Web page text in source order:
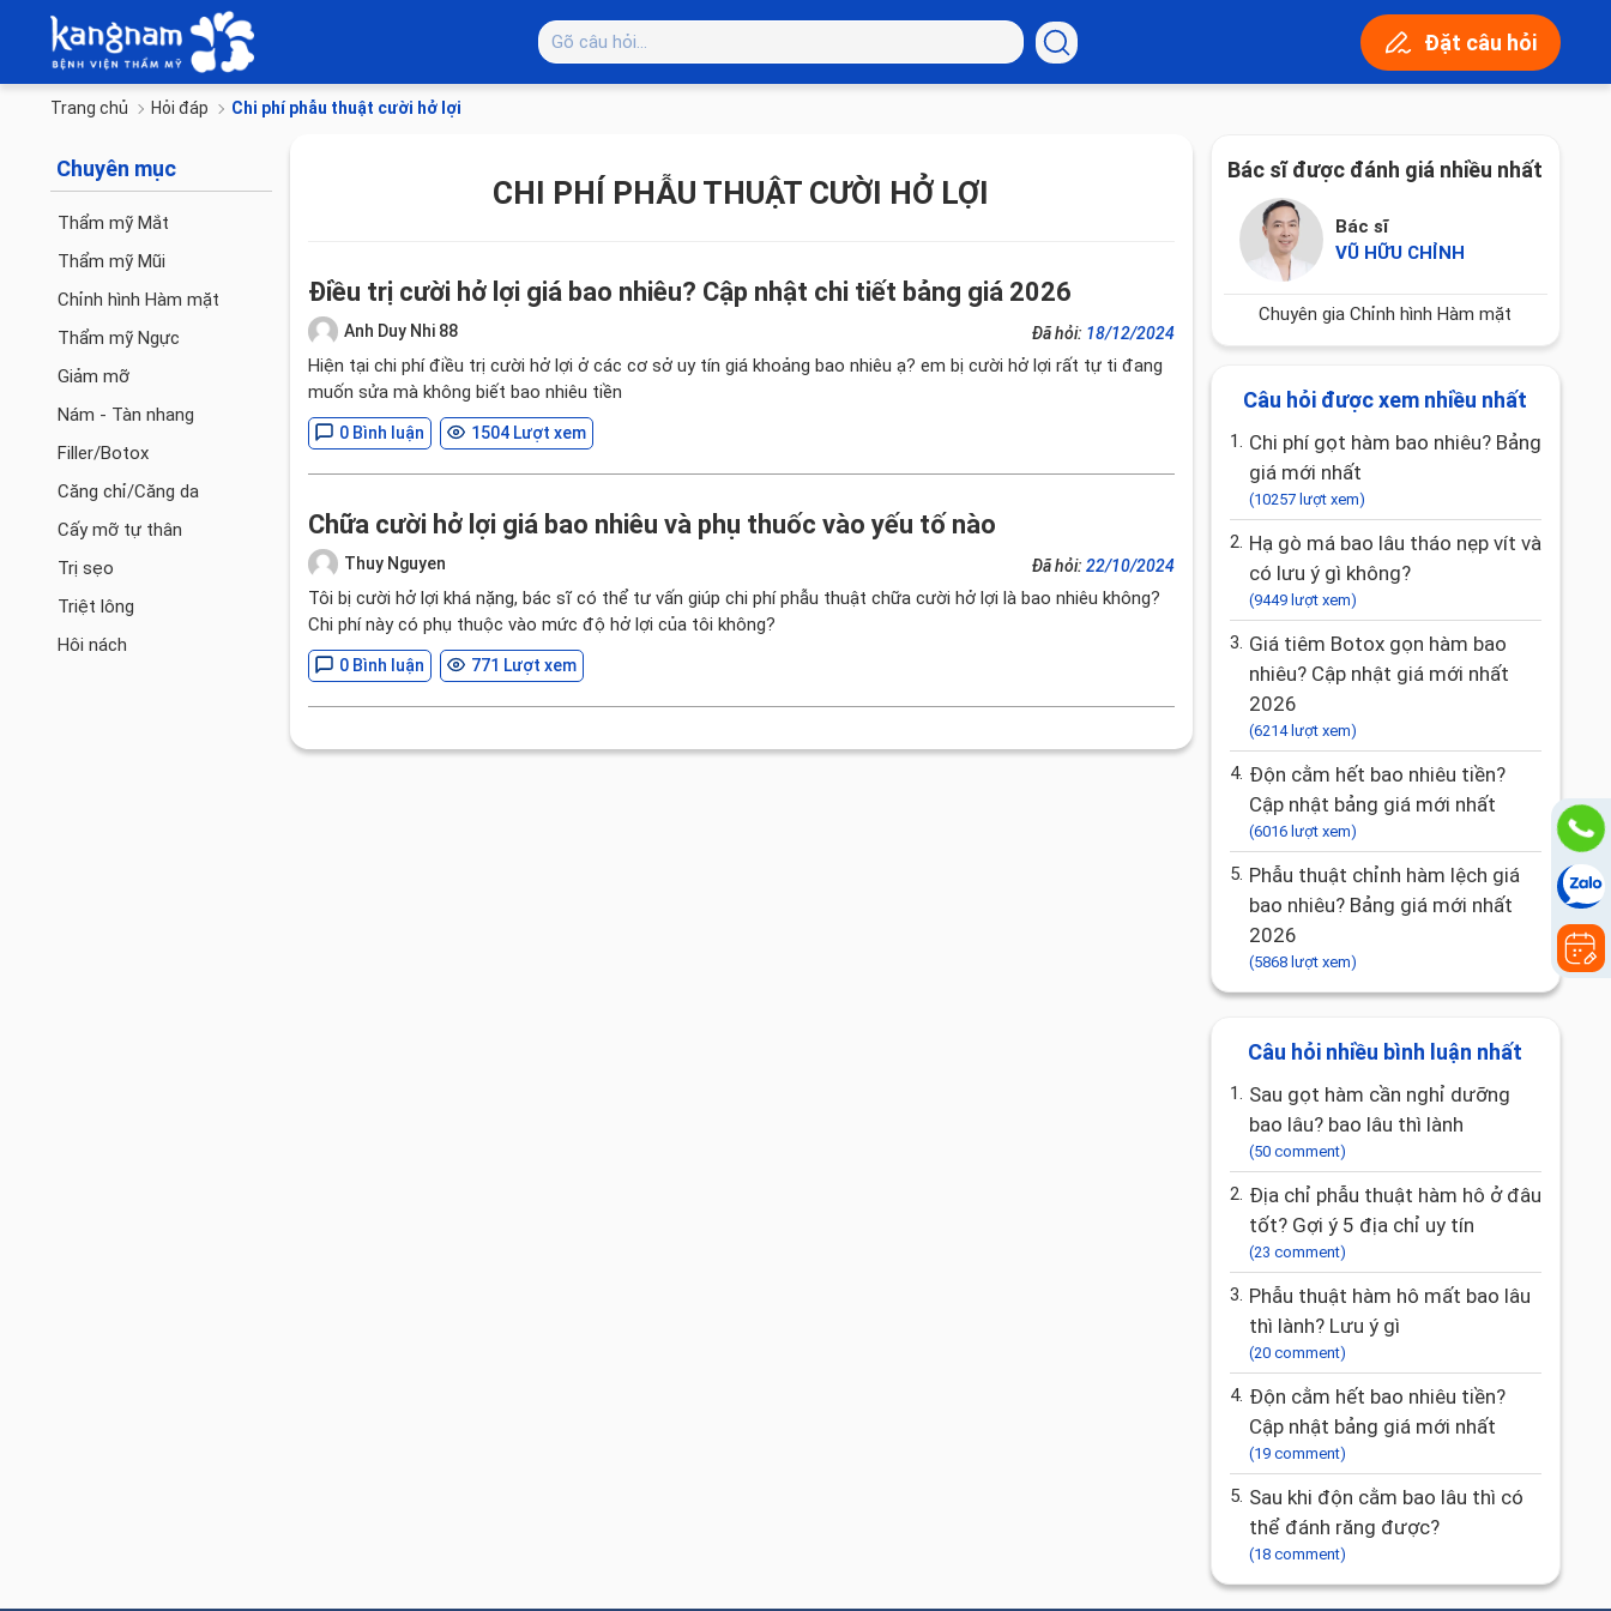
Đặt câu hỏi
Trang chủ Hỏi đáp Chi phí phẫu thuật cười hở lợi
Chuyên mục
Thẩm mỹ Mắt
Thẩm mỹ Mũi
Chỉnh hình Hàm mặt
Thẩm mỹ Ngực
Giảm mỡ
Nám - Tàn nhang
Filler/Botox
Căng chỉ/Căng da
Cấy mỡ tự thân
Trị sẹo
Triệt lông
Hôi nách
CHI PHÍ PHẪU THUẬT CƯỜI HỞ LỢI
Điều trị cười hở lợi giá bao nhiêu? Cập nhật chi tiết bảng giá 2026
Anh Duy Nhi 88 Đã hỏi: 18/12/2024
Hiện tại chi phí điều trị cười hở lợi ở các cơ sở uy tín giá khoảng bao nhiêu ạ? em bị cười hở lợi rất tự ti đang
muốn sửa mà không biết bao nhiêu tiền
0 Bình luận 1504 Lượt xem
Chữa cười hở lợi giá bao nhiêu và phụ thuốc vào yếu tố nào
Thuy Nguyen Đã hỏi: 22/10/2024
Tôi bị cười hở lợi khá nặng, bác sĩ có thể tư vấn giúp chi phí phẫu thuật chữa cười hở lợi là bao nhiêu không?
Chi phí này có phụ thuộc vào mức độ hở lợi của tôi không?
0 Bình luận 771 Lượt xem
Bác sĩ được đánh giá nhiều nhất
Bác sĩ
VŨ HỮU CHỈNH
Chuyên gia Chỉnh hình Hàm mặt
Câu hỏi được xem nhiều nhất
1. Chi phí gọt hàm bao nhiêu? Bảng
giá mới nhất
(10257 lượt xem)
2. Hạ gò má bao lâu tháo nẹp vít và
có lưu ý gì không?
(9449 lượt xem)
3. Giá tiêm Botox gọn hàm bao
nhiêu? Cập nhật giá mới nhất
2026
(6214 lượt xem)
4. Độn cằm hết bao nhiêu tiền?
Cập nhật bảng giá mới nhất
(6016 lượt xem)
5. Phẫu thuật chỉnh hàm lệch giá
bao nhiêu? Bảng giá mới nhất
2026
(5868 lượt xem)
Câu hỏi nhiều bình luận nhất
1. Sau gọt hàm cần nghỉ dưỡng
bao lâu? bao lâu thì lành
(50 comment)
2. Địa chỉ phẫu thuật hàm hô ở đâu
tốt? Gợi ý 5 địa chỉ uy tín
(23 comment)
3. Phẫu thuật hàm hô mất bao lâu
thì lành? Lưu ý gì
(20 comment)
4. Độn cằm hết bao nhiêu tiền?
Cập nhật bảng giá mới nhất
(19 comment)
5. Sau khi độn cằm bao lâu thì có
thể đánh răng được?
(18 comment)